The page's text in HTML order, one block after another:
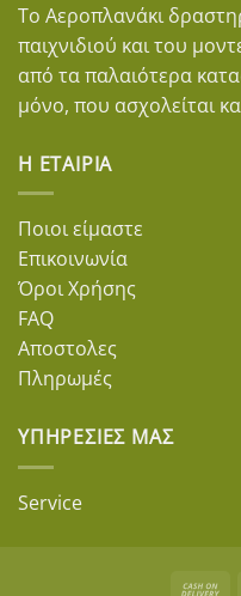
Το Αεροπλανάκι
παιχνιδιού και του
από τα παλαιότερα
μόνο, που ασχολείται
Η ΕΤΑΙΡΊΑ
Ποιοι είμαστε
Επικοινωνία
Όροι Χρήσης
FAQ
Αποστολες
Πληρωμές
ΥΠΗΡΕΣΊΕΣ ΜΑΣ
Service